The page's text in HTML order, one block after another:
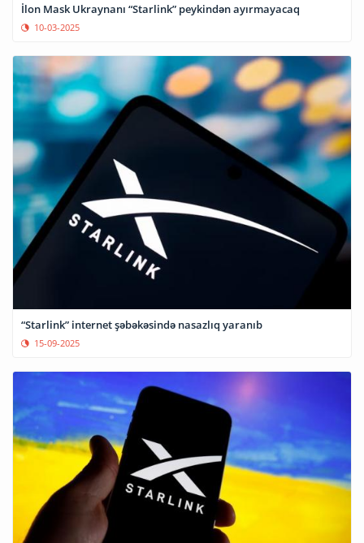
İlon Mask Ukraynanı “Starlink” peykindən ayırmayacaq
10-03-2025
“Starlink” internet şəbəkəsində nasazlıq yaranıb
15-09-2025